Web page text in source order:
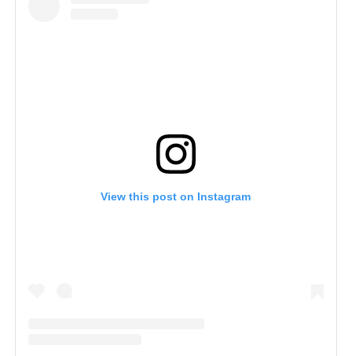
View this post on Instagram